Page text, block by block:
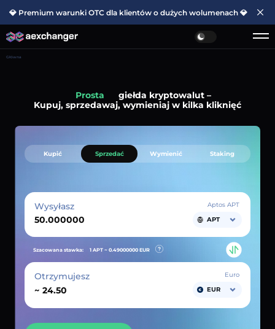
💎 Premium warunki OTC dla klientów o dużych wolumenach 💎
Główna
Prosta
giełda kryptowalut –
Kupuj, sprzedawaj, wymieniaj w kilka kliknięć
Kupić Sprzedać Wymienić Staking
Wysyłasz
Aptos APT
APT
Szacowana stawka: 1 APT ~ 0.49000000 EUR
Otrzymujesz
~
Euro
EUR